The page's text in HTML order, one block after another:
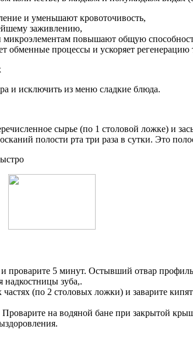
и уменьшают кровоточивость,
заживлению,
повышают общую
обменные процессы и ускоряет регенерацию
и исключить из меню сладкие блюда.
сырье (по 1 столовой ложке) и
полости рта три раза в сутки. Это
5 минут. Остывший отвар
надкостницы зуба,.
(по 2 столовых ложки) и заварите
на водяной бане при закрытой